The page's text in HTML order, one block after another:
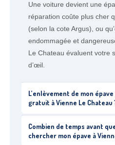
Une voiture devient une
réparation coûte plus cher
(selon la cote Argus), ou
endommagée et
Le Chateau évaluent votre
d’œil.
L’enlèvement de mon
gratuit à Vienne Le Chateau
Combien de temps avant
chercher mon épave à